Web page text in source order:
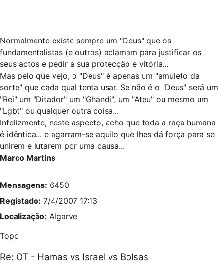
Normalmente existe sempre um "Deus" que os
fundamentalistas (e outros) aclamam para justificar os
seus actos e pedir a sua protecção e vitória...
Mas pelo que vejo, o "Deus" é apenas um "amuleto da
sorte" que cada qual tenta usar. Se não é o "Deus" será um
"Rei" um "Ditador" um "Ghandi", um "Ateu" ou mesmo um
"Lgbt" ou qualquer outra coisa...
Infelizmente, neste aspecto, acho que toda a raça humana
é idêntica... e agarram-se aquilo que lhes dá força para se
unirem e lutarem por uma causa...
Marco Martins
Mensagens: 6450
Registado: 7/4/2007 17:13
Localização: Algarve
Topo
Re: OT - Hamas vs Israel vs Bolsas